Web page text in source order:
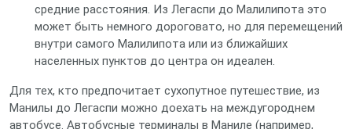
средние расстояния. Из Легаспи до Малилипота это
может быть немного дороговато, но для перемещений
внутри самого Малилипота или из ближайших
населенных пунктов до центра он идеален.
Для тех, кто предпочитает сухопутное путешествие, из
Манилы до Легаспи можно доехать на междугороднем
автобусе. Автобусные терминалы в Маниле (например,